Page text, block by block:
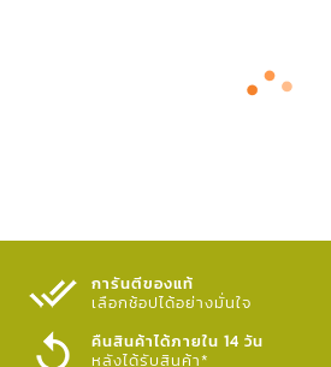
การันตีของแท้
เลือกช้อปได้อย่างมั่นใจ​
คืนสินค้าได้ภายใน 14 วัน
หลังได้รับสินค้า*